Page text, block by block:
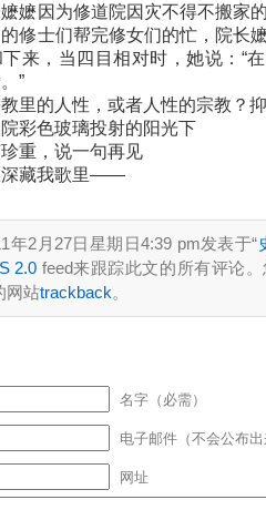
因为修道院因灾不得不搬家
的修士们帮完修女们的忙，院长
来，当四目相对时，她说：“
”
的人性，或者人性的宗教？抑
色玻璃投射的阳光下
，说一句再见
藏我歌里——
年2月27日星期日4:39 pm发表于“
2.0 feed来跟踪此文的所有评论。
网站trackback。
名字（必需）
电子邮件（不会公布出
网址